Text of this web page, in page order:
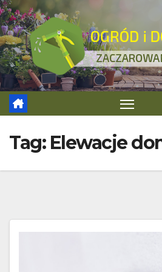
Skip
to
content
Tag: Elewacje